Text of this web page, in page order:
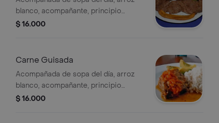
blanco, acompañante, principio
opcional y ensalada.
$ 16.000
Carne Guisada
Acompañada de sopa del día, arroz
blanco, acompañante, principio
opcional y ensalada.
$ 16.000